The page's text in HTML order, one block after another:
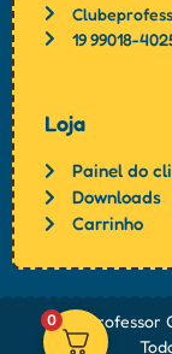
19 99018-
Loja
Painel do
Downloads
Carrinho
Professor
0